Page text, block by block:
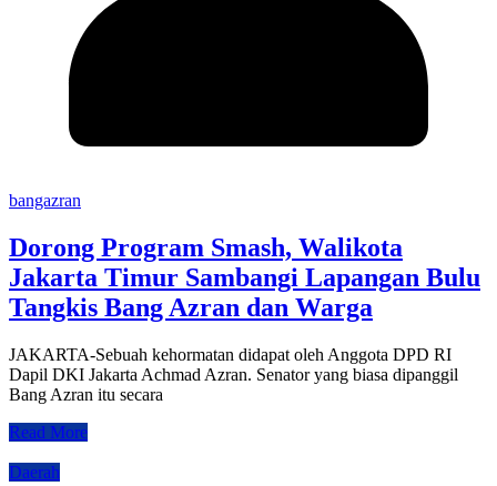
bangazran
Dorong Program Smash, Walikota
Jakarta Timur Sambangi Lapangan Bulu
Tangkis Bang Azran dan Warga
JAKARTA-Sebuah kehormatan didapat oleh Anggota DPD RI
Dapil DKI Jakarta Achmad Azran. Senator yang biasa dipanggil
Bang Azran itu secara
Read More
Daerah